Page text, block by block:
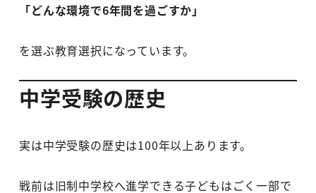
「どんな環境で6年間を過ごすか」
を選ぶ教育選択になっています。
中学受験の歴史
実は中学受験の歴史は100年以上あります。
戦前は旧制中学校へ進学できる子どもはごく一部で